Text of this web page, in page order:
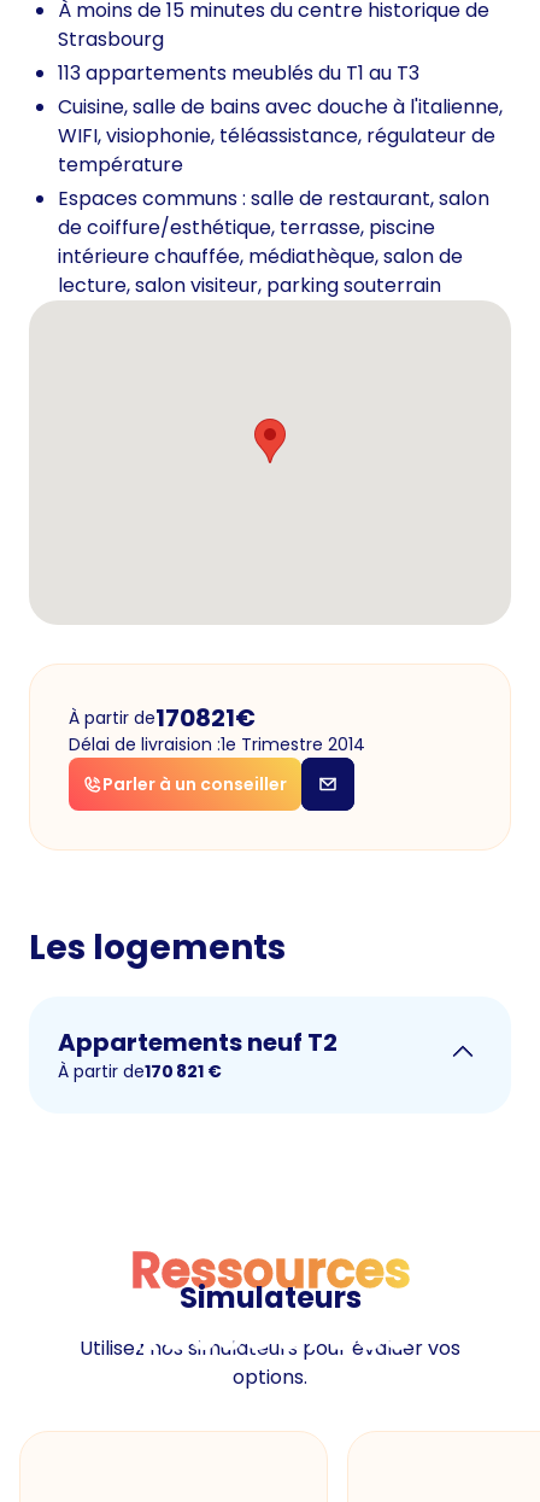
À moins de 15 minutes du centre historique de
Strasbourg
113 appartements meublés du T1 au T3
Cuisine, salle de bains avec douche à l'italienne,
WIFI, visiophonie, téléassistance, régulateur de
température
Espaces communs : salle de restaurant, salon
de coiffure/esthétique, terrasse, piscine
intérieure chauffée, médiathèque, salon de
lecture, salon visiteur, parking souterrain
À partir de170821€
Délai de livraision :1e Trimestre 2014
Parler à un conseiller
Les logements
Appartements neuf T2
À partir de170 821 €
Ressources
Ressources
Simulateurs
Utilisez nos simulateurs pour évaluer vos
options.